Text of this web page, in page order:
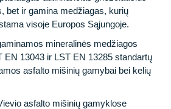
atsakomybė
bet ir gamina medžiagas, kurių
visoje Europos Sąjungoje.
mineralinės medžiagos
EN 13043 ir LST EN 13285 standartų
asfalto mišinių gamybai bei kelių
asfalto mišinių gamyklose